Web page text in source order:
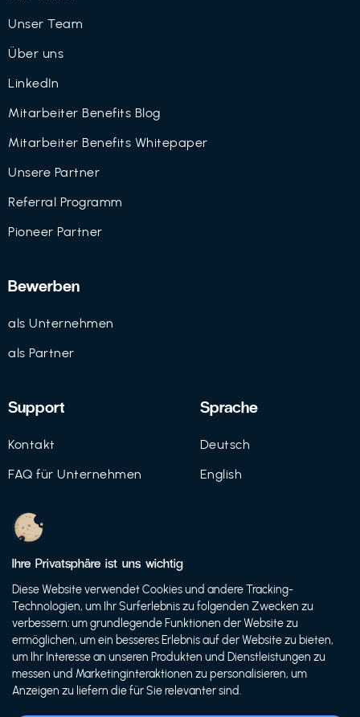
Unser Team
Über uns
LinkedIn
Mitarbeiter Benefits Blog
Mitarbeiter Benefits Whitepaper
Unsere Partner
Referral Programm
Pioneer Partner
Bewerben
als Unternehmen
als Partner
Support
Kontakt
FAQ für Unternehmen
Datenschutz
Nutzungsbedingungen
Sprache
Deutsch
English
© 2021 FutureBens GmbH
Ihre Privatsphäre ist uns wichtig
Diese Website verwendet Cookies und andere Tracking-
Technologien, um Ihr Surferlebnis zu folgenden Zwecken zu
verbessern: um grundlegende Funktionen der Website zu
ermöglichen, um ein besseres Erlebnis auf der Website zu bieten,
um Ihr Interesse an unseren Produkten und Dienstleistungen zu
messen und Marketinginteraktionen zu personalisieren, um
Anzeigen zu liefern die für Sie relevanter sind.